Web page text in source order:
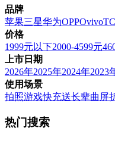
品牌
苹果三星华为OPPOvivo
价格
1999元以下2000-4599元
上市日期
2026年2025年2024年2023
使用场景
拍照游戏快充送长辈曲屏
热门搜索